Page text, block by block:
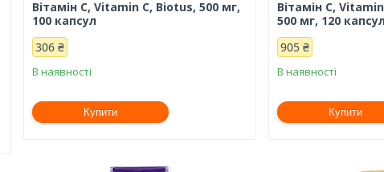
Вітамін С, Vitamin C, Biotus, 500 мг,
100 капсул
306 ₴
В наявності
Купити
Вітамін С,
500 мг, 120
905 ₴
В наявності
Купити